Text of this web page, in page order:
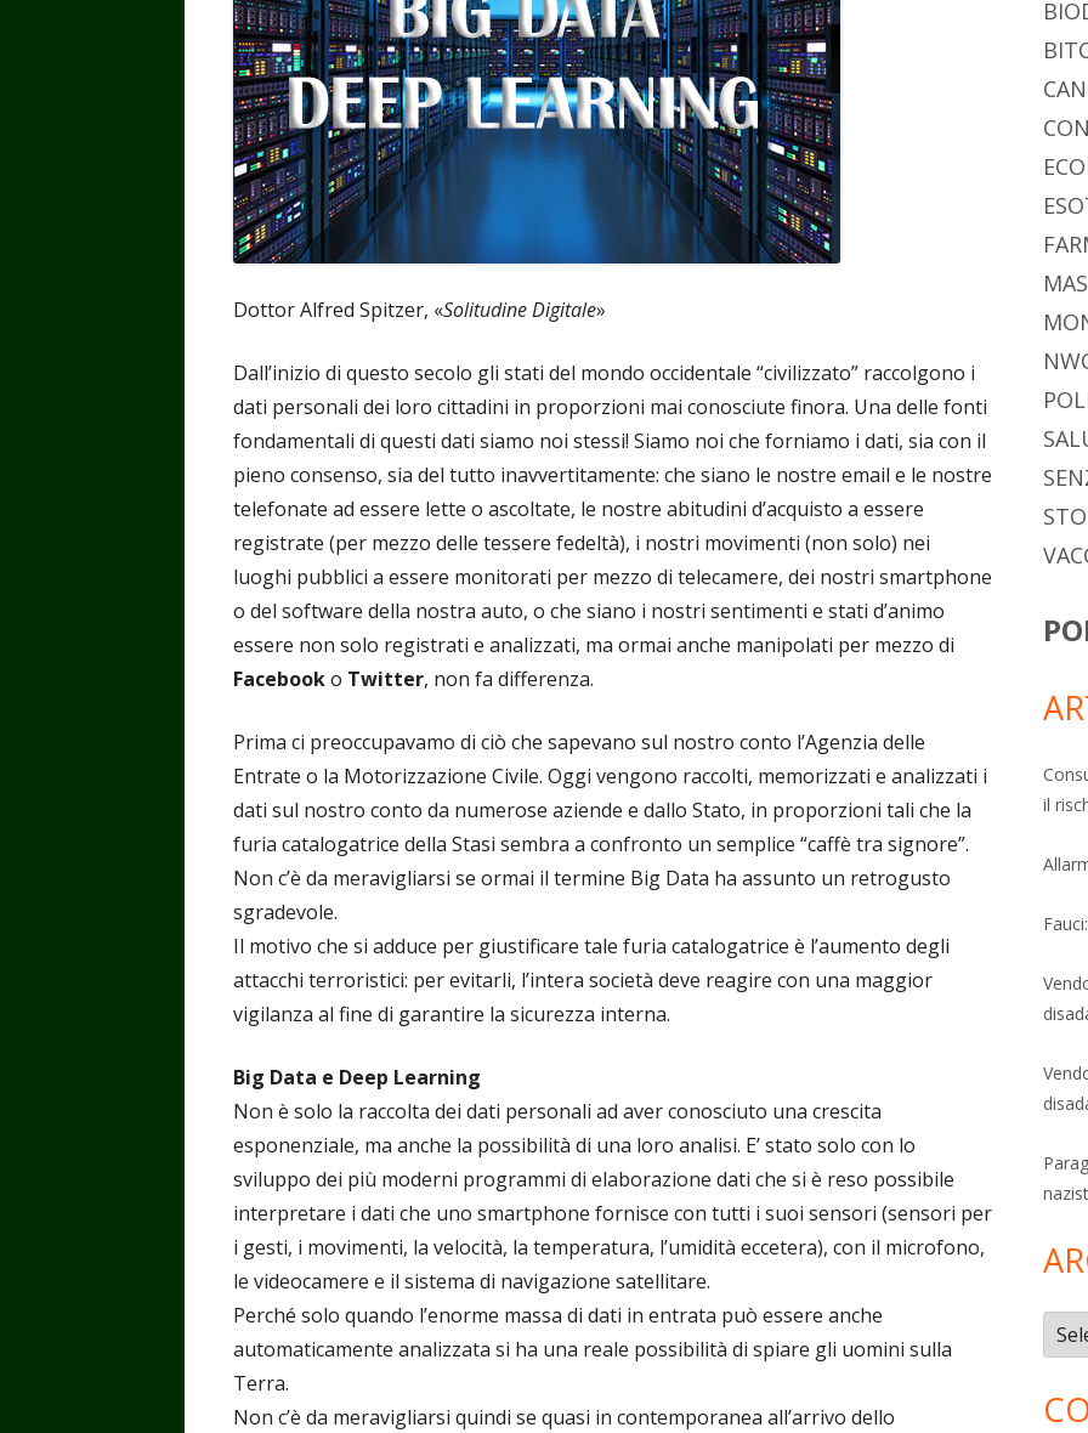
Dottor Alfred Spitzer, «Solitudine Digitale»
Dall’inizio di questo secolo gli stati del mondo occidentale “civilizzato” raccolgono i
dati personali dei loro cittadini in proporzioni mai conosciute finora. Una delle fonti
fondamentali di questi dati siamo noi stessi! Siamo noi che forniamo i dati, sia con il
pieno consenso, sia del tutto inavvertitamente: che siano le nostre email e le nostre
telefonate ad essere lette o ascoltate, le nostre abitudini d’acquisto a essere
registrate (per mezzo delle tessere fedeltà), i nostri movimenti (non solo) nei
luoghi pubblici a essere monitorati per mezzo di telecamere, dei nostri smartphone
o del software della nostra auto, o che siano i nostri sentimenti e stati d’animo
essere non solo registrati e analizzati, ma ormai anche manipolati per mezzo di
Facebooko Twitter, non fa differenza.
Prima ci preoccupavamo di ciò che sapevano sul nostro conto l’Agenzia delle
Entrate o la Motorizzazione Civile. Oggi vengono raccolti, memorizzati e analizzati i
dati sul nostro conto da numerose aziende e dallo Stato, in proporzioni tali che la
furia catalogatrice della Stasi sembra a confronto un semplice “caffè tra signore”.
Non c’è da meravigliarsi se ormai il termine Big Data ha assunto un retrogusto
sgradevole.
Il motivo che si adduce per giustificare tale furia catalogatrice è l’aumento degli
attacchi terroristici: per evitarli, l’intera società deve reagire con una maggior
vigilanza al fine di garantire la sicurezza interna.
Big Data e Deep Learning
Non è solo la raccolta dei dati personali ad aver conosciuto una crescita
esponenziale, ma anche la possibilità di una loro analisi. E’ stato solo con lo
sviluppo dei più moderni programmi di elaborazione dati che si è reso possibile
interpretare i dati che uno smartphone fornisce con tutti i suoi sensori (sensori per
i gesti, i movimenti, la velocità, la temperatura, l’umidità eccetera), con il microfono,
le videocamere e il sistema di navigazione satellitare.
Perché solo quando l’enorme massa di dati in entrata può essere anche
automaticamente analizzata si ha una reale possibilità di spiare gli uomini sulla
Terra.
Non c’è da meravigliarsi quindi se quasi in contemporanea all’arrivo dello
il